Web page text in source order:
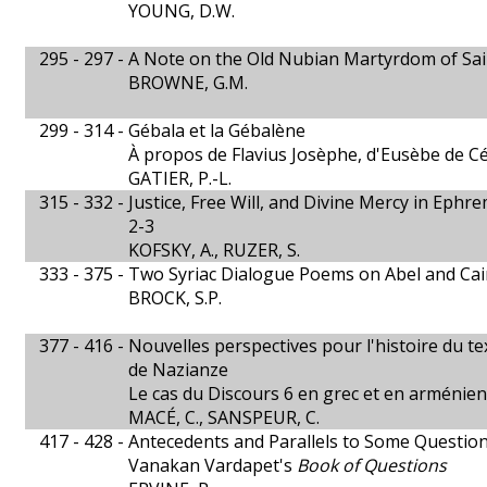
YOUNG, D.W.
295 - 297 - A Note on the Old Nubian Martyrdom of
BROWNE, G.M.
299 - 314 - Gébala et la Gébalène
À propos de Flavius Josèphe, d'Eusèbe de
GATIER, P.-L.
315 - 332 - Justice, Free Will, and Divine Mercy in
2-3
KOFSKY, A., RUZER, S.
333 - 375 - Two Syriac Dialogue Poems on Abel and
BROCK, S.P.
377 - 416 - Nouvelles perspectives pour l'histoire du
de Nazianze
Le cas du Discours 6 en grec et en arménien
MACÉ, C., SANSPEUR, C.
417 - 428 - Antecedents and Parallels to Some
Vanakan Vardapet's Book of Questions